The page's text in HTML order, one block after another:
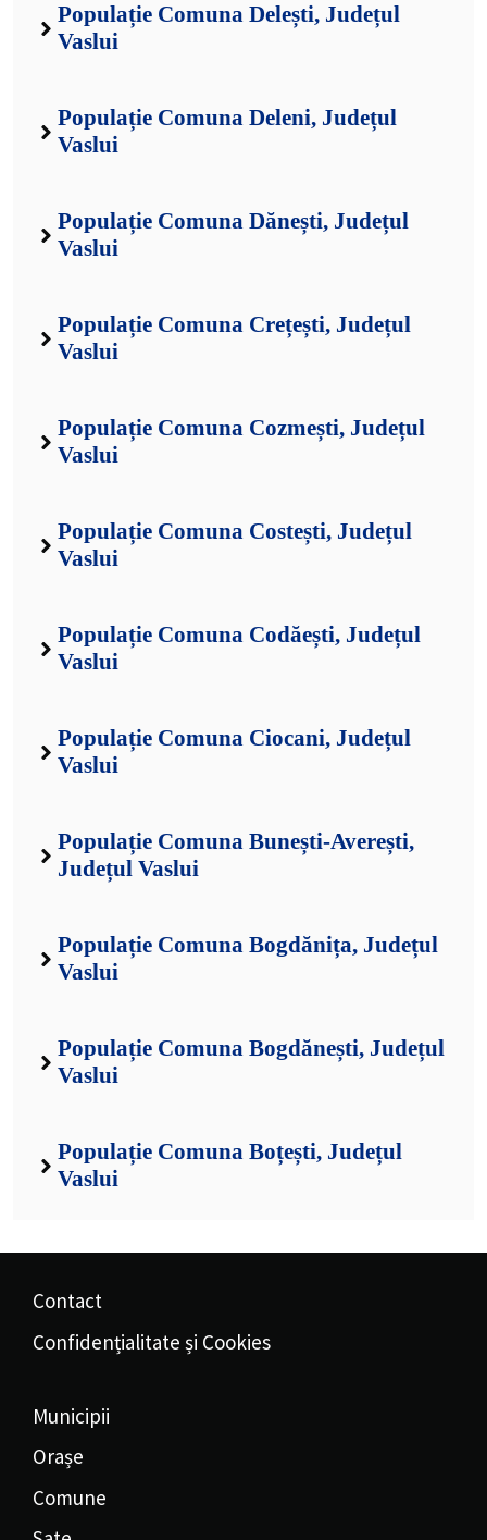
Populație Comuna Delești, Județul
Vaslui
Populație Comuna Deleni, Județul
Vaslui
Populație Comuna Dănești, Județul
Vaslui
Populație Comuna Crețești, Județul
Vaslui
Populație Comuna Cozmești, Județul
Vaslui
Populație Comuna Costești, Județul
Vaslui
Populație Comuna Codăești, Județul
Vaslui
Populație Comuna Ciocani, Județul
Vaslui
Populație Comuna Bunești-Averești,
Județul Vaslui
Populație Comuna Bogdănița, Județul
Vaslui
Populație Comuna Bogdănești, Județul
Vaslui
Populație Comuna Boțești, Județul
Vaslui
Contact
Confidențialitate și Cookies
Municipii
Orașe
Comune